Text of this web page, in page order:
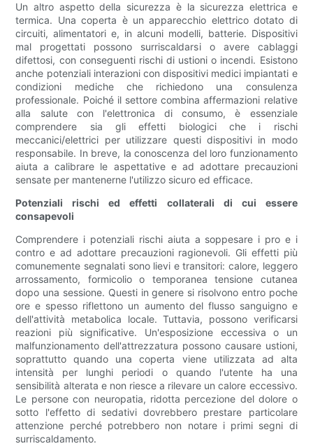
Un altro aspetto della sicurezza è la sicurezza elettrica e
termica. Una coperta è un apparecchio elettrico dotato di
circuiti, alimentatori e, in alcuni modelli, batterie. Dispositivi
mal progettati possono surriscaldarsi o avere cablaggi
difettosi, con conseguenti rischi di ustioni o incendi. Esistono
anche potenziali interazioni con dispositivi medici impiantati e
condizioni mediche che richiedono una consulenza
professionale. Poiché il settore combina affermazioni relative
alla salute con l'elettronica di consumo, è essenziale
comprendere sia gli effetti biologici che i rischi
meccanici/elettrici per utilizzare questi dispositivi in ​​modo
responsabile. In breve, la conoscenza del loro funzionamento
aiuta a calibrare le aspettative e ad adottare precauzioni
sensate per mantenerne l'utilizzo sicuro ed efficace.
Potenziali rischi ed effetti collaterali di cui essere
consapevoli
Comprendere i potenziali rischi aiuta a soppesare i pro e i
contro e ad adottare precauzioni ragionevoli. Gli effetti più
comunemente segnalati sono lievi e transitori: calore, leggero
arrossamento, formicolio o temporanea tensione cutanea
dopo una sessione. Questi in genere si risolvono entro poche
ore e spesso riflettono un aumento del flusso sanguigno e
dell'attività metabolica locale. Tuttavia, possono verificarsi
reazioni più significative. Un'esposizione eccessiva o un
malfunzionamento dell'attrezzatura possono causare ustioni,
soprattutto quando una coperta viene utilizzata ad alta
intensità per lunghi periodi o quando l'utente ha una
sensibilità alterata e non riesce a rilevare un calore eccessivo.
Le persone con neuropatia, ridotta percezione del dolore o
sotto l'effetto di sedativi dovrebbero prestare particolare
attenzione perché potrebbero non notare i primi segni di
surriscaldamento.